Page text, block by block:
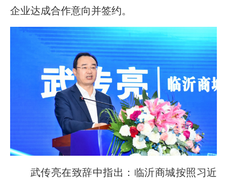
企业达成合作意向并签约。
武传亮在致辞中指出：临沂商城按照习近